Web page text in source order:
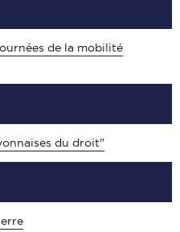
de la mobilité
du droit"